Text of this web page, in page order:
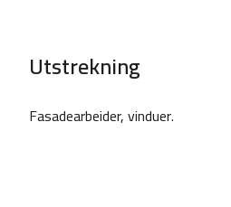
Utstrekning
Fasadearbeider, vinduer.